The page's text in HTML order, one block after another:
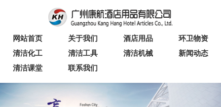
网站首页 关于我们 酒店用品
环卫物资
清洁化工
清洁工具 清洁机械
新闻动态
清洁课堂
联系我们